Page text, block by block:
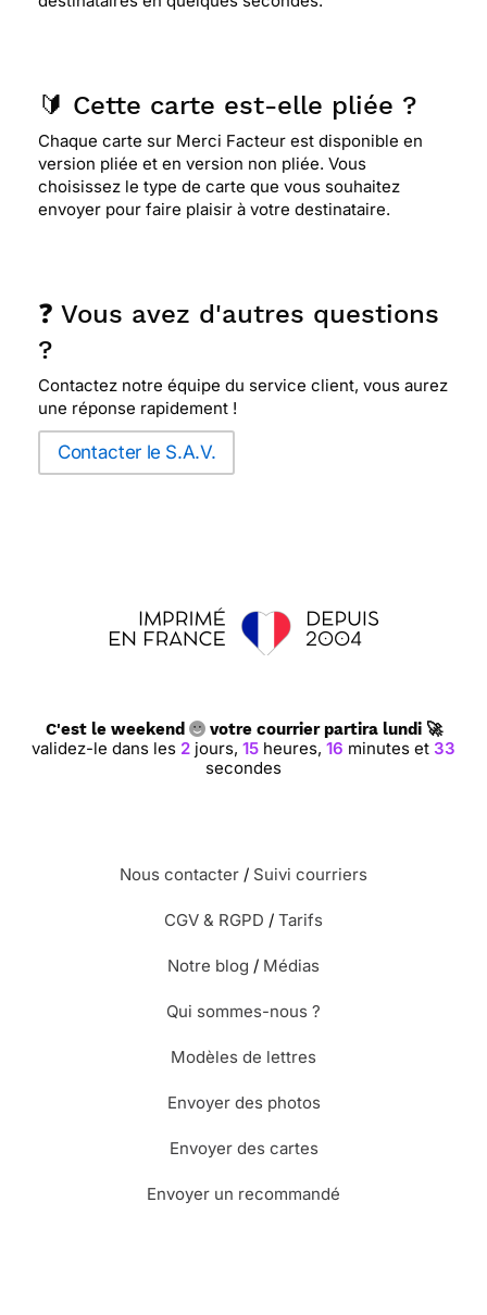
🔰 Cette carte est-elle pliée ?
Chaque carte sur Merci Facteur est disponible en
version pliée et en version non pliée. Vous
choisissez le type de carte que vous souhaitez
envoyer pour faire plaisir à votre destinataire.
❓ Vous avez d'autres questions
?
Contactez notre équipe du service client, vous aurez
une réponse rapidement !
Contacter le S.A.V.
C'est le weekend votre courrier partira lundi 🚀
validez-le dans les 2 jours,15 heures,16 minutes et32
secondes
Nous contacter / Suivi courriers
CGV & RGPD / Tarifs
Notre blog / Médias
Qui sommes-nous ?
Modèles de lettres
Envoyer des photos
Envoyer des cartes
Envoyer un recommandé